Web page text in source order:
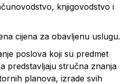
knjigovodstvo i
cijena za obavljenu uslugu.
poslova koji su predmet
predstavljaju stručna znanja
planova, izrade svih